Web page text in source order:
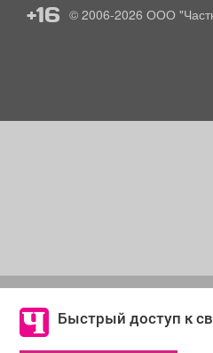
Быстрый доступ к
согласие на обработку
обеспечивают корректную
+16 © 2006-2026 ООО